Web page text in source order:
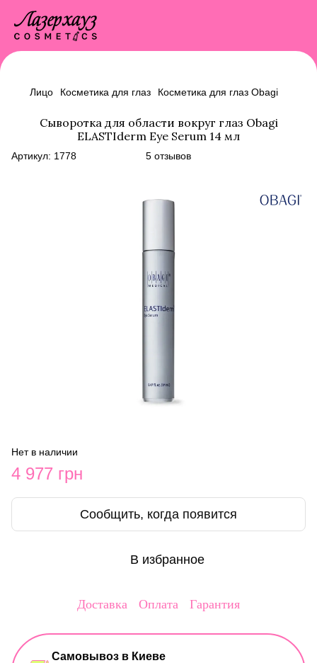
Лицо Косметика для глаз Косметика для глаз Obagi
Сыворотка для области вокруг глаз Obagi
ELASTIderm Eye Serum 14 мл
Артикул: 1778 5 отзывов
Нет в наличии
4 977 грн
Сообщить, когда появится
В избранное
Доставка Оплата Гарантия
Самовывоз в Киеве